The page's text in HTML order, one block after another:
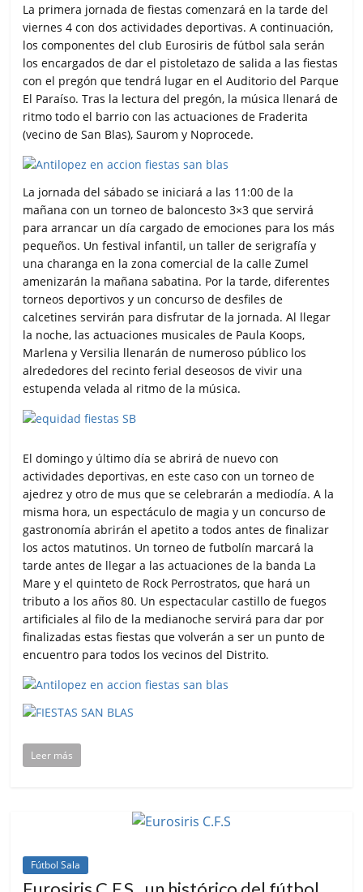
La primera jornada de fiestas comenzará en la tarde del
viernes 4 con dos actividades deportivas. A continuación,
los componentes del club Eurosiris de fútbol sala serán
los encargados de dar el pistoletazo de salida a las fiestas
con el pregón que tendrá lugar en el Auditorio del Parque
El Paraíso. Tras la lectura del pregón, la música llenará de
ritmo todo el barrio con las actuaciones de Fraderita
(vecino de San Blas), Saurom y Noprocede.
La jornada del sábado se iniciará a las 11:00 de la
mañana con un torneo de baloncesto 3×3 que servirá
para arrancar un día cargado de emociones para los más
pequeños. Un festival infantil, un taller de serigrafía y
una charanga en la zona comercial de la calle Zumel
amenizarán la mañana sabatina. Por la tarde, diferentes
torneos deportivos y un concurso de desfiles de
calcetines servirán para disfrutar de la jornada. Al llegar
la noche, las actuaciones musicales de Paula Koops,
Marlena y Versilia llenarán de numeroso público los
alrededores del recinto ferial deseosos de vivir una
estupenda velada al ritmo de la música.
El domingo y último día se abrirá de nuevo con
actividades deportivas, en este caso con un torneo de
ajedrez y otro de mus que se celebrarán a mediodía. A la
misma hora, un espectáculo de magia y un concurso de
gastronomía abrirán el apetito a todos antes de finalizar
los actos matutinos. Un torneo de futbolín marcará la
tarde antes de llegar a las actuaciones de la banda La
Mare y el quinteto de Rock Perrostratos, que hará un
tributo a los años 80. Un espectacular castillo de fuegos
artificiales al filo de la medianoche servirá para dar por
finalizadas estas fiestas que volverán a ser un punto de
encuentro para todos los vecinos del Distrito.
Leer más
Fútbol Sala